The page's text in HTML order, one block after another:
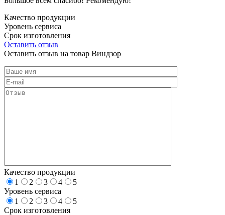
Качество продукции
Уровень сервиса
Срок изготовления
Оставить отзыв
Оставить отзыв на товар Виндзор
Качество продукции
1
2 3 4
5
Уровень сервиса
1
2 3 4
5
Срок изготовления